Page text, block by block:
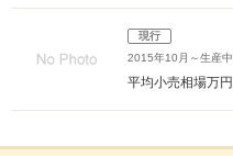
現行
2015年10月～生産中
平均小売相場万円